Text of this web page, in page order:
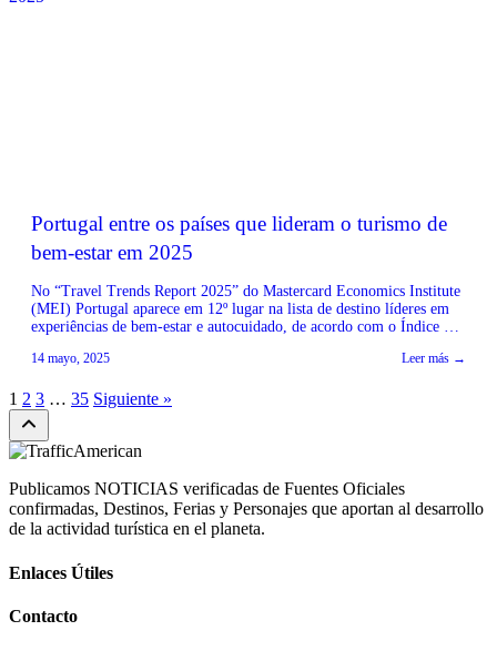
Portugal entre os países que lideram o turismo de
bem-estar em 2025
No “Travel Trends Report 2025” do Mastercard Economics Institute
(MEI) Portugal aparece em 12º lugar na lista de destino líderes em
experiências de bem-estar e autocuidado, de acordo com o Índice de
aparece bem posicionada como destino para os “amantes da
14 mayo, 2025 Leer más →
1 2 3 … 35 Siguiente »
Publicamos NOTICIAS verificadas de Fuentes Oficiales
confirmadas, Destinos, Ferias y Personajes que aportan al desarrollo
de la actividad turística en el planeta.
Enlaces Útiles
Contacto